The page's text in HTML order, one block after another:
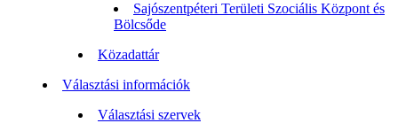
Sajószentpéteri Területi Szociális Központ és
Bölcsőde
Közadattár
Választási információk
Választási szervek